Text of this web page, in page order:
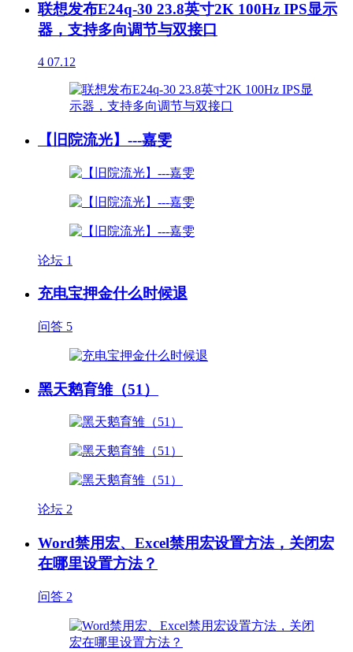
联想发布E24q-30 23.8英寸2K 100Hz IPS显示
器，支持多向调节与双接口
4 07.12
【旧院流光】---嘉雯
论坛 1
充电宝押金什么时候退
问答 5
黑天鹅育雏（51）
论坛 2
Word禁用宏、Excel禁用宏设置方法，关闭宏
在哪里设置方法？
问答 2